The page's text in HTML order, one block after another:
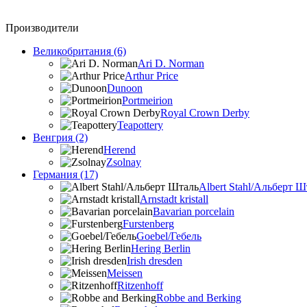
Производители
Великобритания (6)
Ari D. Norman
Arthur Price
Dunoon
Portmeirion
Royal Crown Derby
Teapottery
Венгрия (2)
Herend
Zsolnay
Германия (17)
Albert Stahl/Альбеpт
Arnstadt kristall
Bavarian porcelain
Furstenberg
Goebel/Гебель
Hering Berlin
Irish dresden
Meissen
Ritzenhoff
Robbe and Berking